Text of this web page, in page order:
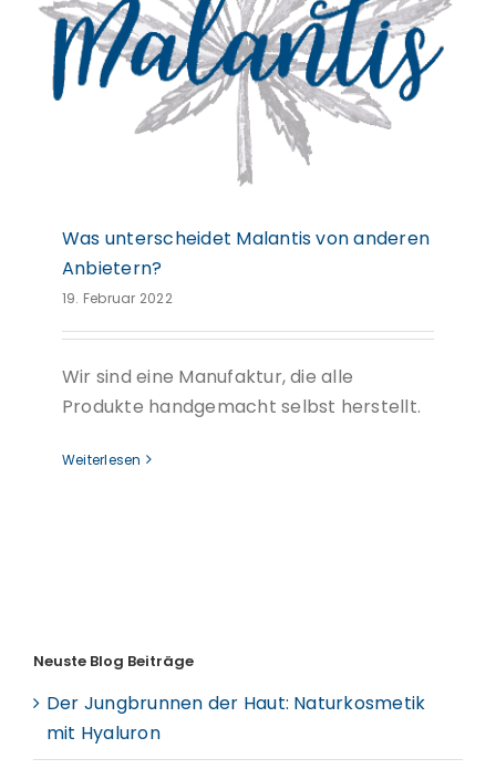
Was unterscheidet Malantis von anderen
Anbietern?
19. Februar 2022
Wir sind eine Manufaktur, die alle
Produkte handgemacht selbst herstellt.
Weiterlesen
Neuste Blog Beiträge
Der Jungbrunnen der Haut: Naturkosmetik
mit Hyaluron